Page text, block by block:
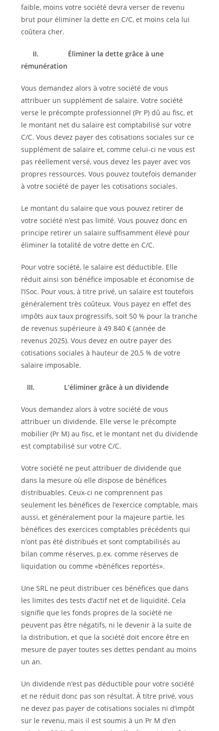
faible, moins votre société devra verser de revenu
brut pour éliminer la dette en C/C, et moins cela lui
coûtera cher.
II. Éliminer la dette grâce à une
rémunération
Vous demandez alors à votre société de vous
attribuer un supplément de salaire. Votre société
verse le précompte professionnel (Pr P) dû au fisc, et
le montant net du salaire est comptabilisé sur votre
C/C. Vous devez payer des cotisations sociales sur ce
supplément de salaire et, comme celui-ci ne vous est
pas réellement versé, vous devez les payer avec vos
propres ressources. Vous pouvez toutefois demander
à votre société de payer les cotisations sociales.
Le montant du salaire que vous pouvez retirer de
votre société n’est pas limité. Vous pouvez donc en
principe retirer un salaire suffisamment élevé pour
éliminer la totalité de votre dette en C/C.
Pour votre société, le salaire est déductible. Elle
réduit ainsi son bénéfice imposable et économise de
l’ISoc. Pour vous, à titre privé, un salaire est toutefois
généralement très coûteux. Vous payez en effet des
impôts aux taux progressifs, soit 50 % pour la tranche
de revenus supérieure à 49 840 € (année de
revenus 2025). Vous devez en outre payer des
cotisations sociales à hauteur de 20,5 % de votre
salaire imposable.
III. L’éliminer grâce à un dividende
Vous demandez alors à votre société de vous
attribuer un dividende. Elle verse le précompte
mobilier (Pr M) au fisc, et le montant net du dividende
est comptabilisé sur votre C/C.
Votre société ne peut attribuer de dividende que
dans la mesure où elle dispose de bénéfices
distribuables. Ceux-ci ne comprennent pas
seulement les bénéfices de l’exercice comptable, mais
aussi, et généralement pour la majeure partie, les
bénéfices des exercices comptables précédents qui
n’ont pas été distribués et sont comptabilisés au
bilan comme réserves, p.ex. comme réserves de
liquidation ou comme «bénéfices reportés».
Une SRL ne peut distribuer ces bénéfices que dans
les limites des tests d’actif net et de liquidité. Cela
signifie que les fonds propres de la société ne
peuvent pas être négatifs, ni le devenir à la suite de
la distribution, et que la société doit encore être en
mesure de payer toutes ses dettes pendant au moins
un an.
Un dividende n’est pas déductible pour votre société
et ne réduit donc pas son résultat. À titre privé, vous
ne devez pas payer de cotisations sociales ni d’impôt
sur le revenu, mais il est soumis à un Pr M d’en